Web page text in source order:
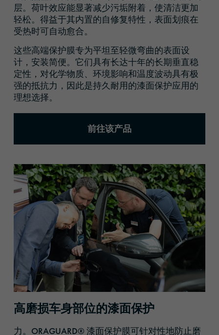
层。荷叶效应能显著减少污垢附着，使清洁更加
轻松。得益于其内置的自修复特性，表面划痕在
受热时可自动愈合。
这些高端保护膜专为平坦至轻微弯曲的表面设
计，安装简便。它们具有长达十年的长期垂直稳
定性，对化学物质、环境影响和温度波动具有极
强的抵抗力，因此是持久耐用的漆面保护应用的
理想选择。
前往该产品
高磨损车身部位的漆面保护
力。ORAGUARD® 漆面保护膜可针对性地防止磨